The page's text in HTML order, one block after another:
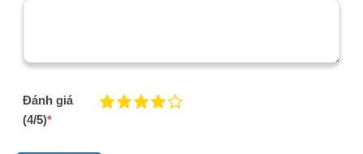
Đánh giá
(4/5)*